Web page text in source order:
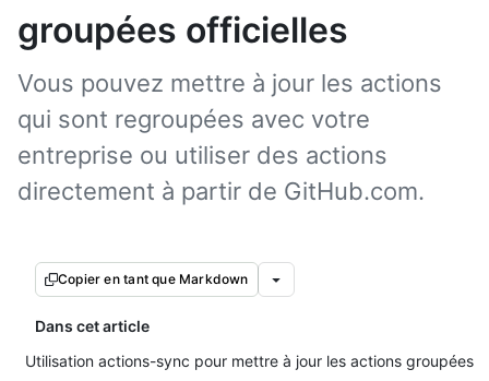
groupées officielles
Vous pouvez mettre à jour les actions
qui sont regroupées avec votre
entreprise ou utiliser des actions
directement à partir de GitHub.com.
Copier en tant que Markdown
Dans cet article
Utilisation actions-sync pour mettre à jour les actions groupées